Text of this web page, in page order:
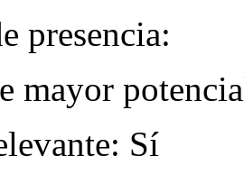
presencia:
mayor
Sí